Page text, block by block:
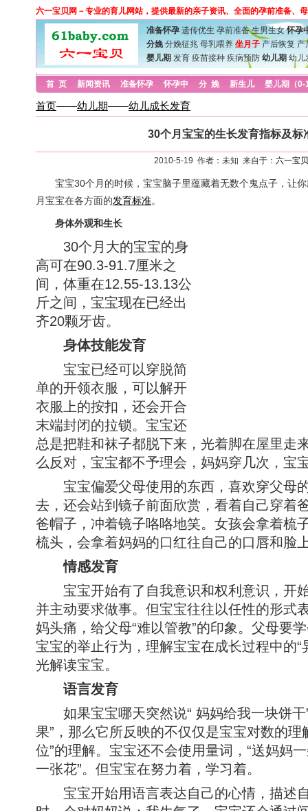
六一宝贝网－专业的育儿网站，提供最新的亲子资讯、全面的孕前准备、
准备怀孕 遗传优生 孕前准备 生男生女 怀孕
分娩 分娩征兆 母乳喂养 坐月子 产后恢复 产
婴儿期 发育 疫苗接种 疾病预防 幼儿期 幼儿
首 页 新闻资讯 准备怀孕 怀孕中 分 娩 新生儿 婴儿期（0-
首页——幼儿期——幼儿成长发育
30个月宝宝的生长发育指标及标
2010-5-19 作者：未知 来自于： 六一宝贝
宝宝30个月的时候，宝宝脑子里蕴藏着无数个鬼点子，让你
月宝宝在各方面的发育标准。
身体外观和生长
30个月大的宝宝的身
高可在90.3-91.7厘米之
间，体重在12.55-13.13公
斤之间，宝宝现在已经出
齐20颗牙齿。
身体技能发育
宝宝已经可以穿脱简
单的开领衣服，可以解开
衣服上的按扣，还会开合
末端封闭的拉锁。宝宝还
总是把鞋和袜子都脱下来，光着脚在屋里走
么反对，宝宝都不予理会，妈妈穿几次，宝
宝宝偏爱父母使用的东西，喜欢穿父母
去，还会站到镜子前面欣赏，看着自己穿着
爸帽子，冲着镜子咯咯地笑。女孩会拿着梳
梳头，会拿着妈妈的口红往自己的口唇和脸
情感发育
宝宝开始有了自我意识和权利意识，开
并主动要求做事。但宝宝往往以任性的形式
妈头痛，给父母“难以管教”的印象。父母要
宝宝的举止行为，理解宝宝在成长过程中的“
光解读宝宝。
语言发育
如果宝宝哪天突然说“ 妈妈给我一块饼干
果”，那么它所反映的不仅仅是宝宝对数的理
位”的理解。宝宝还不会使用量词，“送妈妈
一张花”。但宝宝在努力着，学习着。
宝宝开始用语言表达自己的心情，描述